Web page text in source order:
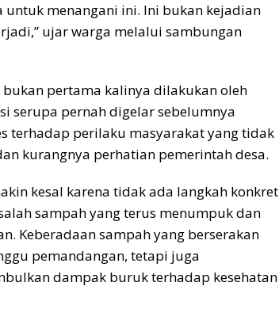
untuk menangani ini. Ini bukan kejadian
ujar warga melalui sambungan
pertama kalinya dilakukan oleh
serupa pernah digelar sebelumnya
terhadap perilaku masyarakat yang tidak
kurangnya perhatian pemerintah desa.
kesal karena tidak ada langkah konkret
sampah yang terus menumpuk dan
Keberadaan sampah yang berserakan
pemandangan, tetapi juga
dampak buruk terhadap kesehatan